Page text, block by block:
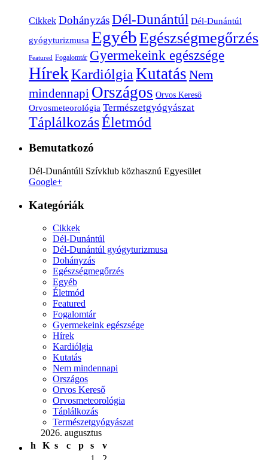
Cikkek DohányzásDél-Dunántúl Dél-Dunántúl
gyógyturizmusa EgyébEgészségmegőrzés
Featured Fogalomtár Gyermekeink egészsége
HírekKardiólgia Kutatás Nem
mindennapi Országos Orvos Kereső
Orvosmeteorológia Természetgyógyászat
TáplálkozásÉletmód
Bemutatkozó
Dél-Dunántúli Szívklub közhasznú Egyesület
Google+
Kategóriák
Cikkek
Dél-Dunántúl
Dél-Dunántúl gyógyturizmusa
Dohányzás
Egészségmegőrzés
Egyéb
Életmód
Featured
Fogalomtár
Gyermekeink egészsége
Hírek
Kardiólgia
Kutatás
Nem mindennapi
Országos
Orvos Kereső
Orvosmeteorológia
Táplálkozás
Természetgyógyászat
2026. augusztus
h
K s c p s
v